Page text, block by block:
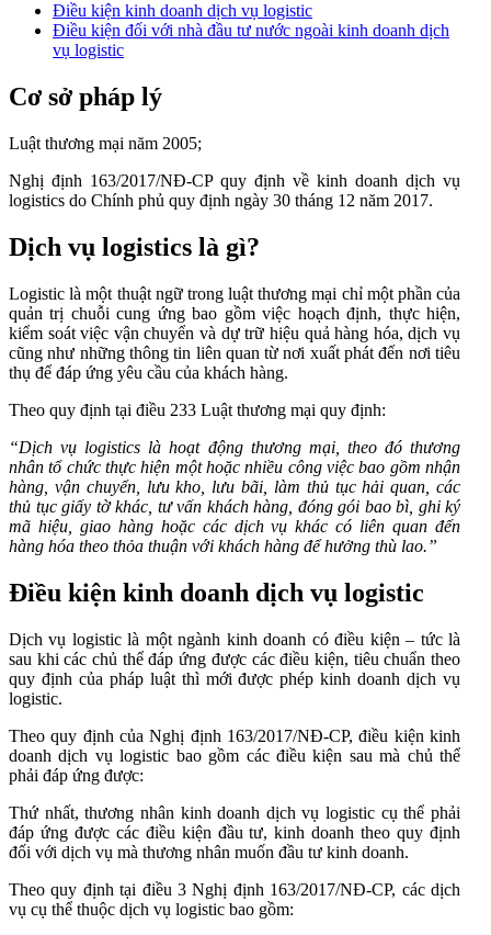
Điều kiện kinh doanh dịch vụ logistic
Điều kiện đối với nhà đầu tư nước ngoài kinh doanh dịch
vụ logistic
Cơ sở pháp lý
Luật thương mại năm 2005;
Nghị định 163/2017/NĐ-CP quy định về kinh doanh dịch vụ
logistics do Chính phủ quy định ngày 30 tháng 12 năm 2017.
Dịch vụ logistics là gì?
Logistic là một thuật ngữ trong luật thương mại chỉ một phần của
quản trị chuỗi cung ứng bao gồm việc hoạch định, thực hiện,
kiểm soát việc vận chuyển và dự trữ hiệu quả hàng hóa, dịch vụ
cũng như những thông tin liên quan từ nơi xuất phát đến nơi tiêu
thụ để đáp ứng yêu cầu của khách hàng.
Theo quy định tại điều 233 Luật thương mại quy định:
“Dịch vụ logistics là hoạt động thương mại, theo đó thương
nhân tổ chức thực hiện một hoặc nhiều công việc bao gồm nhận
hàng, vận chuyển, lưu kho, lưu bãi, làm thủ tục hải quan, các
thủ tục giấy tờ khác, tư vấn khách hàng, đóng gói bao bì, ghi ký
mã hiệu, giao hàng hoặc các dịch vụ khác có liên quan đến
hàng hóa theo thỏa thuận với khách hàng để hưởng thù lao.”
Điều kiện kinh doanh dịch vụ logistic
Dịch vụ logistic là một ngành kinh doanh có điều kiện – tức là
sau khi các chủ thể đáp ứng được các điều kiện, tiêu chuẩn theo
quy định của pháp luật thì mới được phép kinh doanh dịch vụ
logistic.
Theo quy định của Nghị định 163/2017/NĐ-CP, điều kiện kinh
doanh dịch vụ logistic bao gồm các điều kiện sau mà chủ thể
phải đáp ứng được:
Thứ nhất, thương nhân kinh doanh dịch vụ logistic cụ thể phải
đáp ứng được các điều kiện đầu tư, kinh doanh theo quy định
đối với dịch vụ mà thương nhân muốn đầu tư kinh doanh.
Theo quy định tại điều 3 Nghị định 163/2017/NĐ-CP, các dịch
vụ cụ thể thuộc dịch vụ logistic bao gồm: